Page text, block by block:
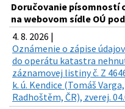
Doručovanie písomností
na webovom sídle OÚ
4. 8. 2026 |
Oznámenie o zápise
do operátu katastra
záznamovej listiny č. Z
k. ú. Kendice (Tomáš
Radhoštěm, ČR), zverej.